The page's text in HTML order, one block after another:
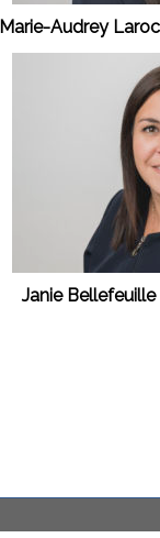
Marie-Audrey
Janie